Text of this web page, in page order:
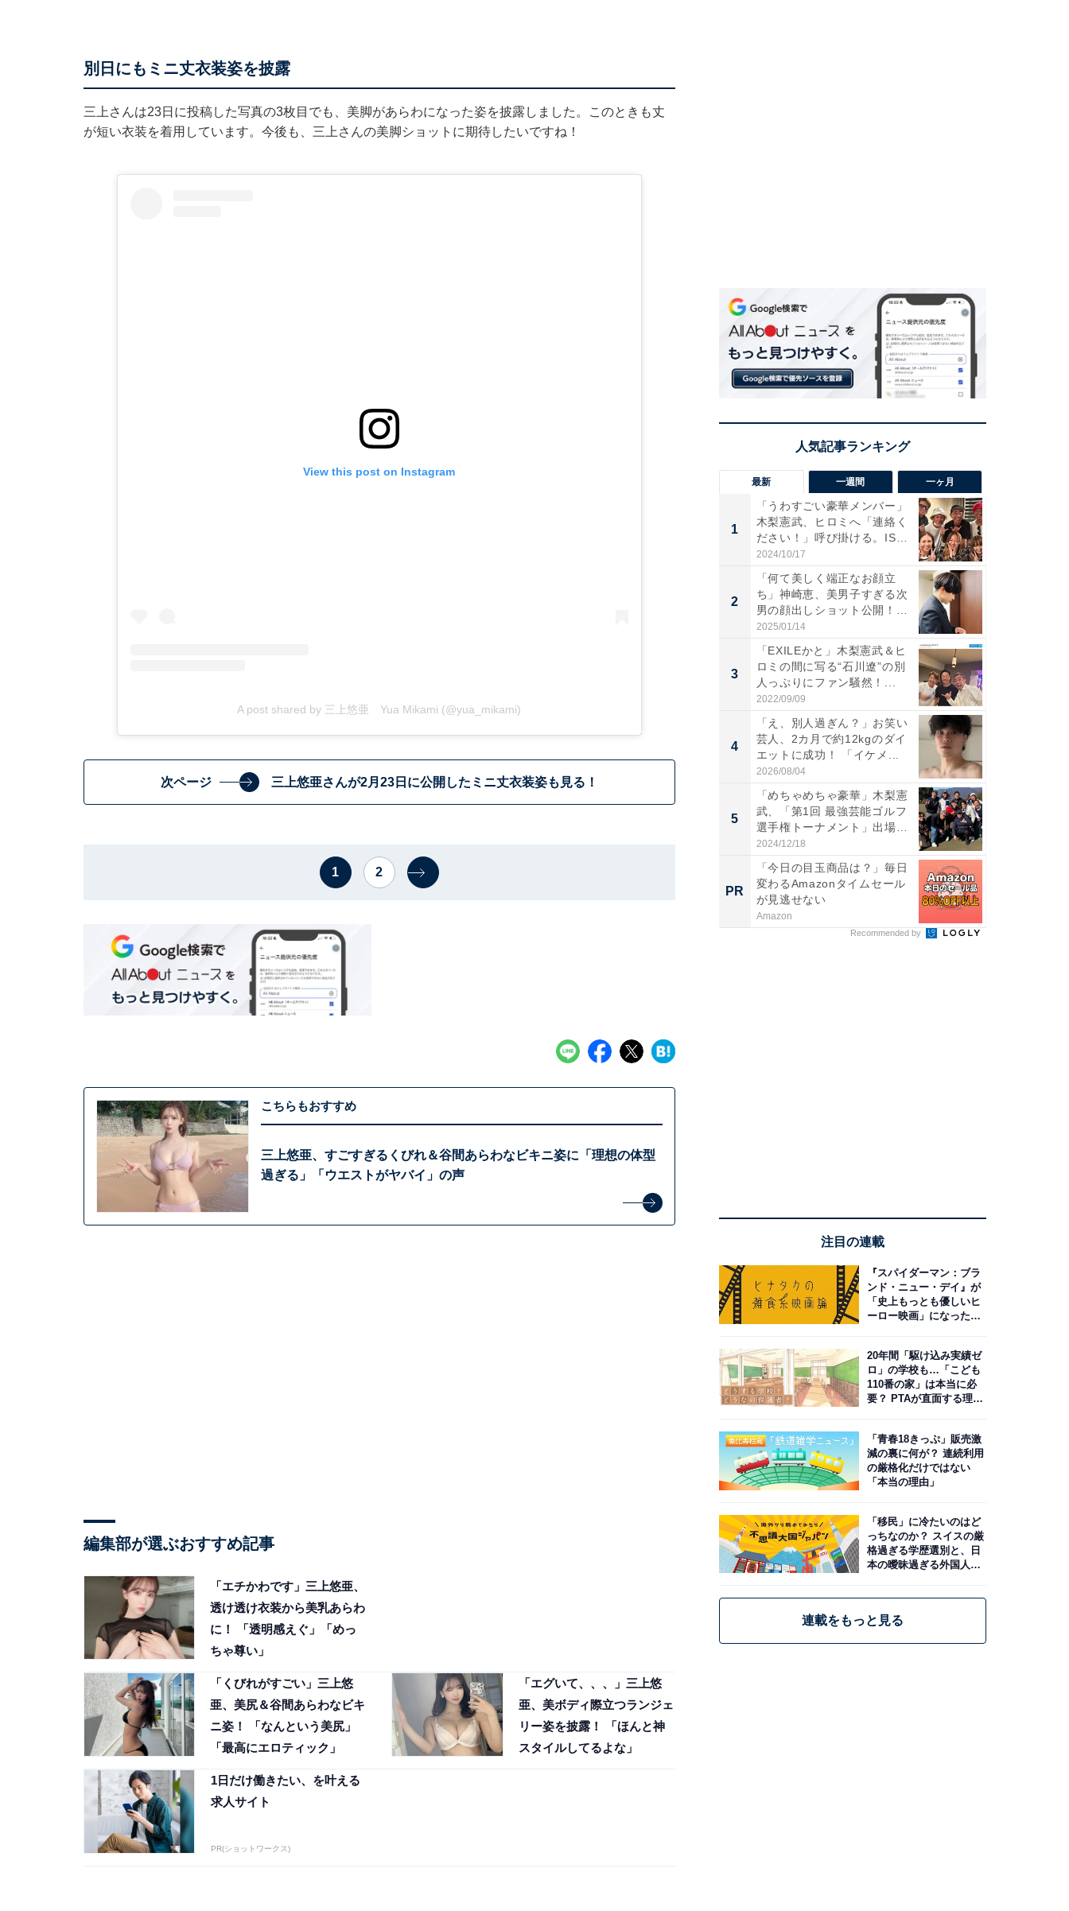
別日にもミニ丈衣装姿を披露
三上さんは23日に投稿した写真の3枚目でも、美脚があらわになった姿を披露しました。このときも丈
が短い衣装を着用しています。今後も、三上さんの美脚ショットに期待したいですね！
View this post on Instagram
A post shared by 三上悠亜 Yua Mikami (@yua_mikami)
次ページ 三上悠亜さんが2月23日に公開したミニ丈衣装姿も見る！
1 2
こちらもおすすめ
三上悠亜、すごすぎるくびれ＆谷間あらわなビキニ姿に「理想の体型
過ぎる」「ウエストがヤバイ」の声
編集部が選ぶおすすめ記事
「エチかわです」三上悠亜、
透け透け衣装から美乳あらわ
に！ 「透明感えぐ」「めっ
ちゃ尊い」
「くびれがすごい」三上悠
亜、美尻＆谷間あらわなビキ
ニ姿！ 「なんという美尻」
「最高にエロティック」
「エグいて、、、」三上悠
亜、美ボディ際立つランジェ
リー姿を披露！ 「ほんと神
スタイルしてるよな」
1日だけ働きたい、を叶える
求人サイト
PR(ショットワークス)
最新 一週間 一ヶ月
1
「うわすごい豪華メンバー」
木梨憲武、ヒロミへ「連絡く
ださい！」呼び掛ける。IS
S...
2024/10/17
2
「何て美しく端正なお顔立
ち」神崎恵、美男子すぎる次
男の顔出しショット公開！
「め...
2025/01/14
3
「EXILEかと」木梨憲武＆ヒ
ロミの間に写る“石川遼”の別
人っぷりにファン騒然！...
2022/09/09
4
「え、別人過ぎん？」お笑い
芸人、2カ月で約12kgのダイ
エットに成功！ 「イケメ...
2026/08/04
5
「めちゃめちゃ豪華」木梨憲
武、「第1回 最強芸能ゴルフ
選手権トーナメント」出場
メ...
2024/12/18
PR
「今日の目玉商品は？」毎日
変わるAmazonタイムセール
が見逃せない
Amazon
Recommended by
注目の連載
『スパイダーマン：ブラ
ンド・ニュー・デイ』が
「史上もっとも優しいヒ
ーロー映画」になった理
20年間「駆け込み実績ゼ
ロ」の学校も…「こども
110番の家」は本当に必
要？ PTAが直面する理想
「青春18きっぷ」販売激
減の裏に何が？ 連続利用
の厳格化だけではない
「本当の理由」
「移民」に冷たいのはど
っちなのか？ スイスの厳
格過ぎる学歴選別と、日
本の曖昧過ぎる外国人政
連載をもっと見る